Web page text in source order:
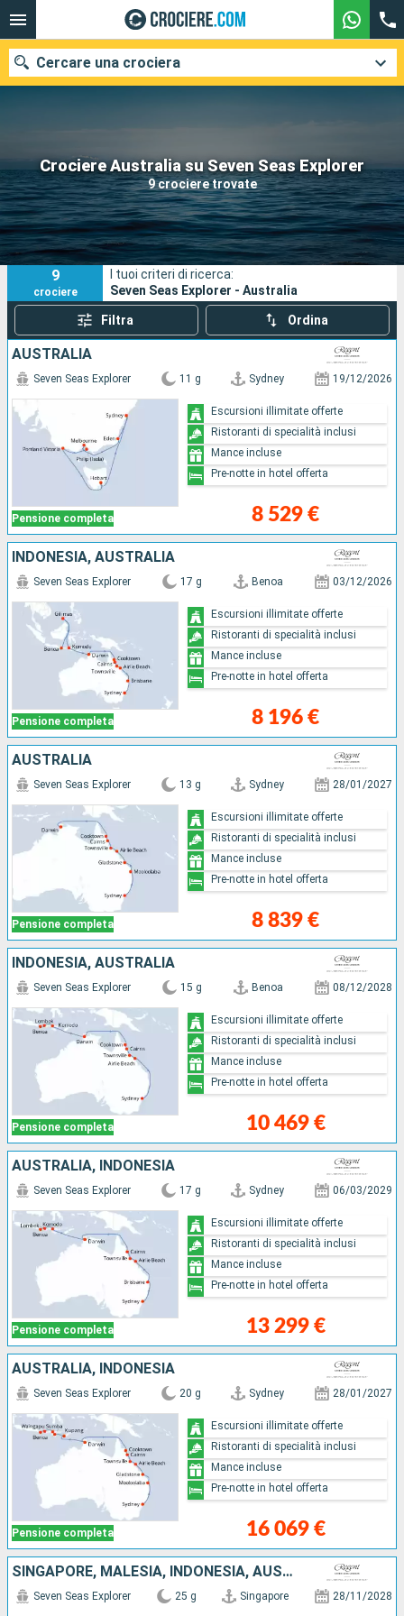
Crociere Australia su Seven Seas Explorer
9 crociere trovate
Cercare una crociera
Le nostre destinazioni
Mesi di partenza
Porti Compagnie
Ricerca
9
crociere
I tuoi criteri di ricerca:
Seven Seas Explorer - Australia
Filtra Ordina
AUSTRALIA
Pensione completa
Seven Seas Explorer 11 g Sydney 19/12/2026
8 529 €
Escursioni illimitate offerte
Ristoranti di specialità inclusi
Mance incluse
Pre-notte in hotel offerta
INDONESIA, AUSTRALIA
Pensione completa
Seven Seas Explorer 17 g Benoa 03/12/2026
8 196 €
Escursioni illimitate offerte
Ristoranti di specialità inclusi
Mance incluse
Pre-notte in hotel offerta
AUSTRALIA
Pensione completa
Seven Seas Explorer 13 g Sydney 28/01/2027
8 839 €
Escursioni illimitate offerte
Ristoranti di specialità inclusi
Mance incluse
Pre-notte in hotel offerta
INDONESIA, AUSTRALIA
Pensione completa
Seven Seas Explorer 15 g Benoa 08/12/2028
10 469 €
Escursioni illimitate offerte
Ristoranti di specialità inclusi
Mance incluse
Pre-notte in hotel offerta
AUSTRALIA, INDONESIA
Pensione completa
Seven Seas Explorer 17 g Sydney 06/03/2029
13 299 €
Escursioni illimitate offerte
Ristoranti di specialità inclusi
Mance incluse
Pre-notte in hotel offerta
AUSTRALIA, INDONESIA
Pensione completa
Seven Seas Explorer 20 g Sydney 28/01/2027
16 069 €
Escursioni illimitate offerte
Ristoranti di specialità inclusi
Mance incluse
Pre-notte in hotel offerta
SINGAPORE, MALESIA, INDONESIA, AUSTRALIA
Seven Seas Explorer 25 g Singapore 28/11/2028